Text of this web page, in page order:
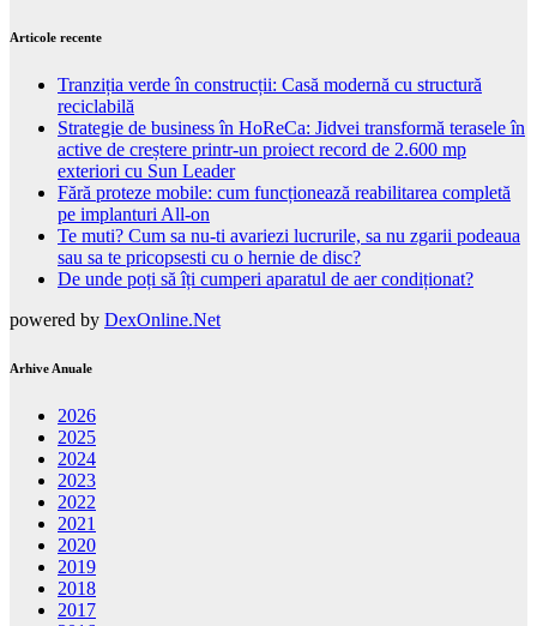
Articole recente
Tranziția verde în construcții: Casă modernă cu structură
reciclabilă
Strategie de business în HoReCa: Jidvei transformă terasele în
active de creștere printr-un proiect record de 2.600 mp
exteriori cu Sun Leader
Fără proteze mobile: cum funcționează reabilitarea completă
pe implanturi All-on
Te muti? Cum sa nu-ti avariezi lucrurile, sa nu zgarii podeaua
sau sa te pricopsesti cu o hernie de disc?
De unde poți să îți cumperi aparatul de aer condiționat?
powered by DexOnline.Net
Arhive Anuale
2026
2025
2024
2023
2022
2021
2020
2019
2018
2017